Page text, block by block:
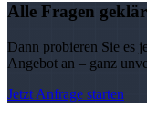
Alle Fragen
Dann probieren Sie es
Angebot an – ganz
Jetzt Anfrage starten